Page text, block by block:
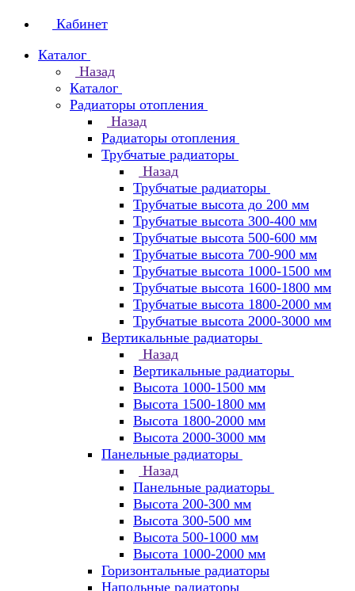
Кабинет
Каталог
Назад
Каталог
Радиаторы отопления
Назад
Радиаторы отопления
Трубчатые радиаторы
Назад
Трубчатые радиаторы
Трубчатые высота до 200 мм
Трубчатые высота 300-400 мм
Трубчатые высота 500-600 мм
Трубчатые высота 700-900 мм
Трубчатые высота 1000-1500 мм
Трубчатые высота 1600-1800 мм
Трубчатые высота 1800-2000 мм
Трубчатые высота 2000-3000 мм
Вертикальные радиаторы
Назад
Вертикальные радиаторы
Высота 1000-1500 мм
Высота 1500-1800 мм
Высота 1800-2000 мм
Высота 2000-3000 мм
Панельные радиаторы
Назад
Панельные радиаторы
Высота 200-300 мм
Высота 300-500 мм
Высота 500-1000 мм
Высота 1000-2000 мм
Горизонтальные радиаторы
Напольные радиаторы